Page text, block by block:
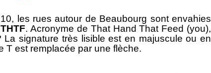
les rues autour de Beaubourg sont envahies
THTF. Acronyme de That Hand That Feed (you),
La signature très lisible est en majuscule ou en
T est remplacée par une flèche.